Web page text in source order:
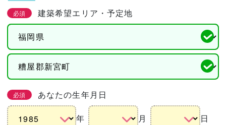
必須 建築希望エリア・予定地
必須 あなたの生年月日
年 月 日